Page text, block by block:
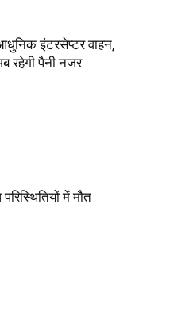
इंटरसेप्टर वाहन,
रहेगी पैनी नजर
में मौत